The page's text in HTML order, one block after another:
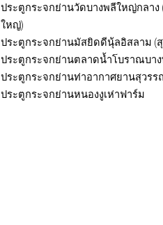
ประตูกระจกย่านวัดบางพลีใหญ่กลาง
ใหญ่)
ประตูกระจกย่านมัสยิดดีนุ้ลอิสลาม (สุ
ประตูกระจกย่านตลาดน้ำโบราณบา
ประตูกระจกย่านท่าอากาศยานสุวร
ประตูกระจกย่านหนองงูเห่าฟาร์ม